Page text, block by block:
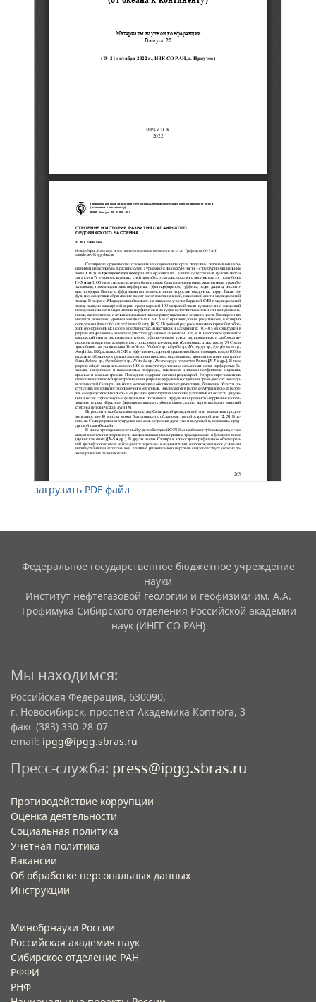
загрузить PDF файл
Федеральное государственное бюджетное учреждение
науки
Институт нефтегазовой геологии и геофизики им. А.А.
Трофимука Сибирского отделения Российской академии
наук (ИНГГ СО РАН)
Мы находимся:
Российская Федерация, 630090,
г. Новосибирск, проспект Академика Коптюга, 3
факс (383) 330-28-07
email: ipgg@ipgg.sbras.ru
Пресс-служба: press@ipgg.sbras.ru
Противодействие коррупции
Оценка деятельности
Социальная политика
Учётная политика​
Вакансии​
Об обработке персональных данных​
Инструкции​
Минобрнауки России
Российская академия наук
Сибирское отделение РАН
РФФИ
РНФ